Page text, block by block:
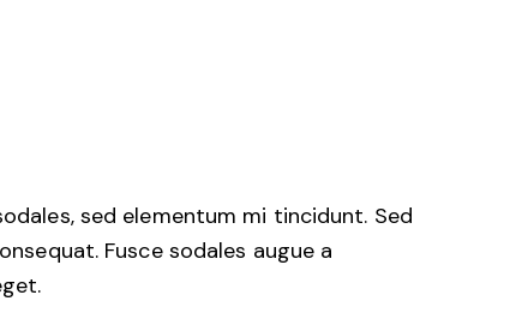
sed elementum mi tincidunt. Sed
Fusce sodales augue a